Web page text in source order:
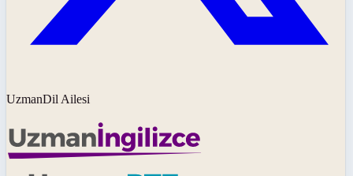
UzmanDil Ailesi